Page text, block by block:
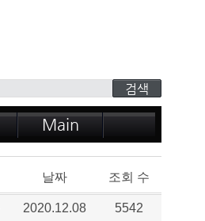
Main
날짜
조회 수
2020.12.08 5542